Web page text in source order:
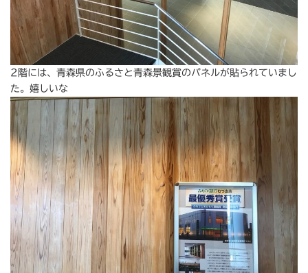
2階には、青森県のふるさと青森景観賞のパネルが貼られていまし
た。嬉しいな